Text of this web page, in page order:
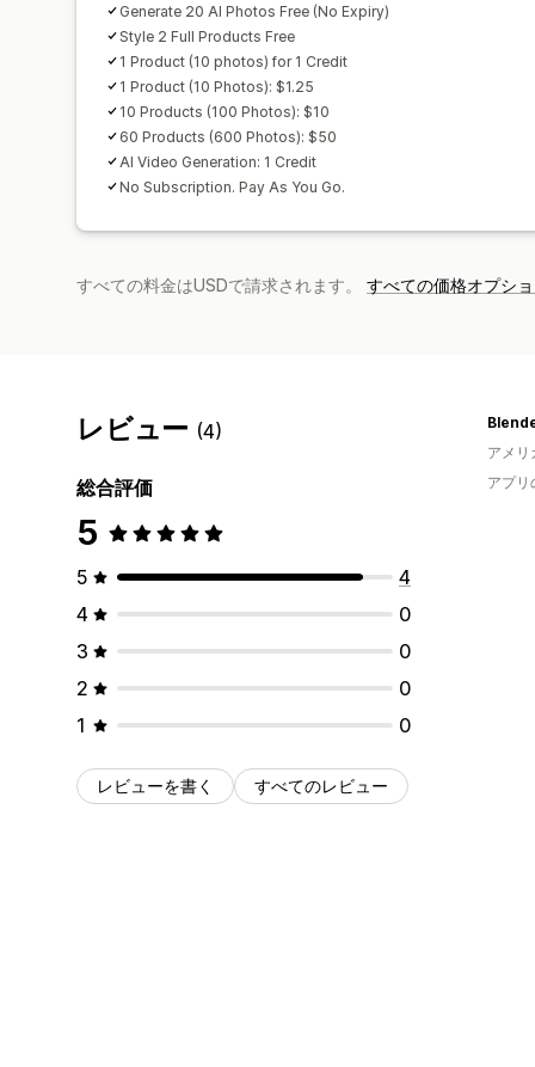
Generate 20 AI Photos Free (No Expiry)
Style 2 Full Products Free
1 Product (10 photos) for 1 Credit
1 Product (10 Photos): $1.25
10 Products (100 Photos): $10
60 Products (600 Photos): $50
AI Video Generation: 1 Credit
No Subscription. Pay As You Go.
すべての料金はUSDで請求されます。 すべての価格オプシ
レビュー (4)
総合評価
5
5
4
4
0
3
0
2
0
1
0
レビューを書く すべてのレビュー
アメリ
アプリ